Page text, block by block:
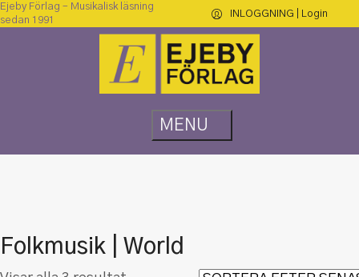
Ejeby Förlag – Musikalisk läsning
sedan 1991
INLOGGNING | Login
Folkmusik | World